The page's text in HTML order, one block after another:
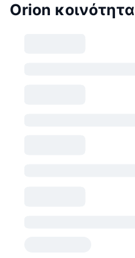
Orion κοινότητα